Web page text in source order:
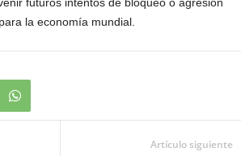
la economía mundial.
Artículo siguiente